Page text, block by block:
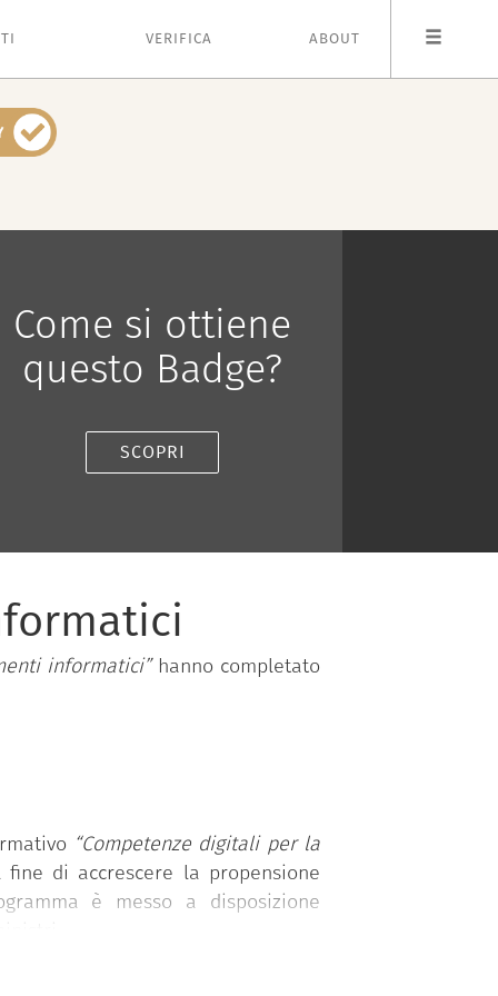
VERIFICA ABOUT
Come si ottiene
questo Badge?
SCOPRI
informatici”hanno completato
“Competenze digitali per la
di accrescere la propensione
è messo a disposizione